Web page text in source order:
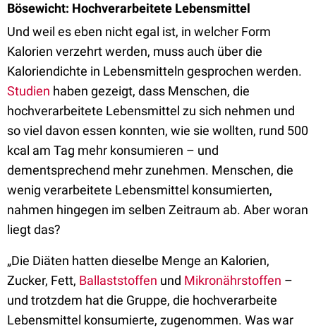
Bösewicht: Hochverarbeitete Lebensmittel
Und weil es eben nicht egal ist, in welcher Form
Kalorien verzehrt werden, muss auch über die
Kaloriendichte in Lebensmitteln gesprochen werden.
Studien haben gezeigt, dass Menschen, die
hochverarbeitete Lebensmittel zu sich nehmen und
so viel davon essen konnten, wie sie wollten, rund 500
kcal am Tag mehr konsumieren – und
dementsprechend mehr zunehmen. Menschen, die
wenig verarbeitete Lebensmittel konsumierten,
nahmen hingegen im selben Zeitraum ab. Aber woran
liegt das?
„Die Diäten hatten dieselbe Menge an Kalorien,
Zucker, Fett, Ballaststoffen und Mikronährstoffen –
und trotzdem hat die Gruppe, die hochverarbeite
Lebensmittel konsumierte, zugenommen. Was war